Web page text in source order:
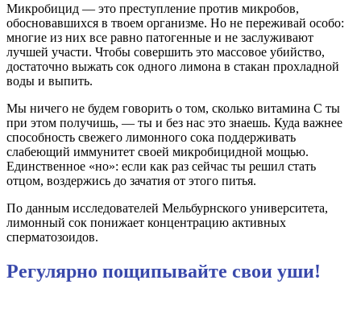
Микробицид — это преступление против микробов,
обосновавшихся в твоем организме. Но не переживай особо:
многие из них все равно патогенные и не заслуживают
лучшей участи. Чтобы совершить это массовое убийство,
достаточно выжать сок одного лимона в стакан прохладной
воды и выпить.
Мы ничего не будем говорить о том, сколько витамина С ты
при этом получишь, — ты и без нас это знаешь. Куда важнее
способность свежего лимонного сока поддерживать
слабеющий иммунитет своей микробицидной мощью.
Единственное «но»: если как раз сейчас ты решил стать
отцом, воздержись до зачатия от этого питья.
По данным исследователей Мельбурнского университета,
лимонный сок понижает концентрацию активных
сперматозоидов.
Регулярно пощипывайте свои уши!